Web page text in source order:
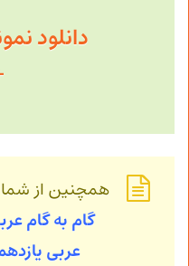
همچنین از
گام به گام
عربی